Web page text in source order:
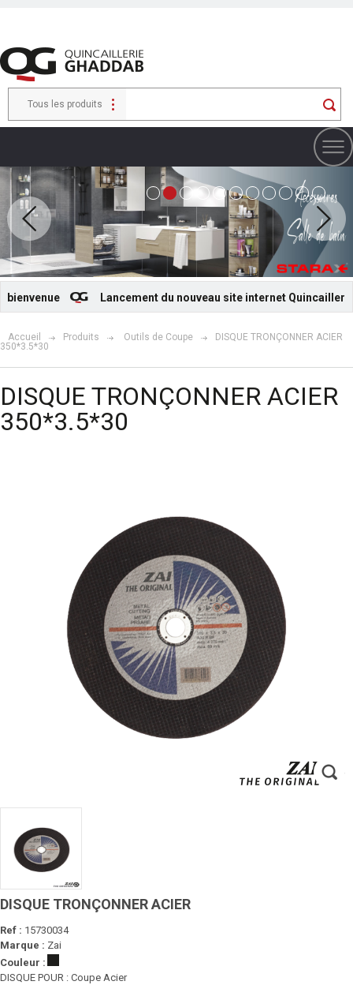
Tous les produits
Lancement du nouveau site internet Quincaillerie
Accueil Produits Outils de Coupe
DISQUE TRONÇONNER ACIER
350*3.5*30
DISQUE TRONÇONNER ACIER
350*3.5*30
DISQUE TRONÇONNER ACIER
Ref : 15730034
Marque : Zai
Couleur :
DISQUE POUR : Coupe Acier